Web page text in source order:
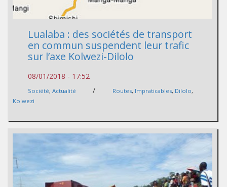
Lualaba : des sociétés de transport
en commun suspendent leur trafic
sur l’axe Kolwezi-Dilolo
08/01/2018 - 17:52
Société, Actualité / Routes, Impraticables, Dilolo,
Kolwezi